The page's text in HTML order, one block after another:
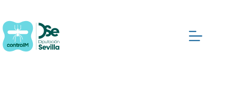
contenido